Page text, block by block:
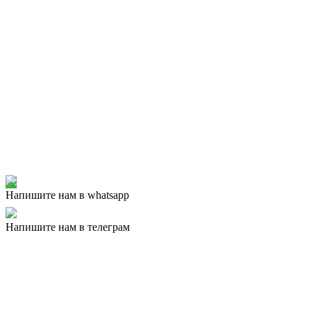
Напишите нам в whatsapp
Напишите нам в телеграм